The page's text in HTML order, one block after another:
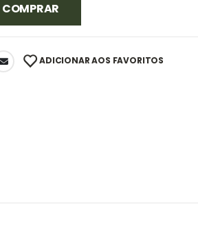
COMPRAR
ADICIONAR AOS FAVORITOS